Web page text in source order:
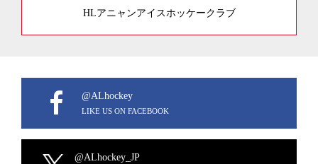
HLアニャンアイスホッケークラブ
@ALhockey
LIKE US ON FACEBOOK
@ALhockey_JP